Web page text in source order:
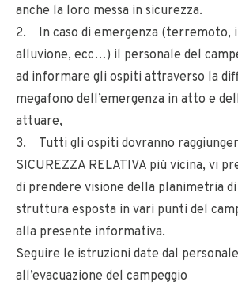
anche la loro messa in sicurezza.
2. In caso di emergenza (terremoto,
alluvione, ecc…) il personale del
ad informare gli ospiti attraverso la
megafono dell’emergenza in atto e
attuare,
3. Tutti gli ospiti dovranno
SICUREZZA RELATIVA più vicina, vi
di prendere visione della planimetria
struttura esposta in vari punti del
alla presente informativa.
Seguire le istruzioni date dal
all’evacuazione del campeggio